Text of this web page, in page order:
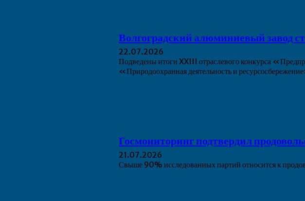
Волгоградский алюминиевый завод
22.07.2026
Подведены итоги XXIII отраслевого конкурса
«Природоохранная деятельность и
Госмониторинг подтвердил
21.07.2026
Свыше 90% исследованных партий относится к